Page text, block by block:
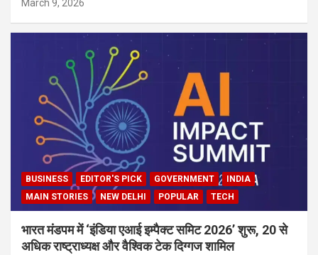
March 9, 2026
BUSINESS EDITOR'S PICK GOVERNMENT
INDIA
MAIN STORIES
NEW DELHI POPULAR TECH
भारत मंडपम में ‘इंडिया एआई इम्पैक्ट समिट 2026’ शुरू, 20 से
अधिक राष्ट्राध्यक्ष और वैश्विक टेक दिग्गज शामिल